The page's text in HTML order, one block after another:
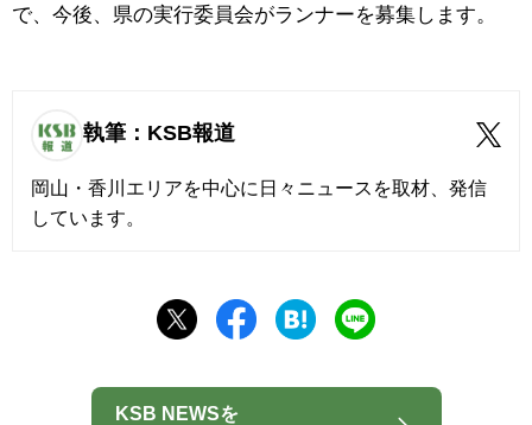
で、今後、県の実行委員会がランナーを募集します。
執筆：KSB報道
岡山・香川エリアを中心に日々ニュースを取材、発信
しています。
KSB NEWSを